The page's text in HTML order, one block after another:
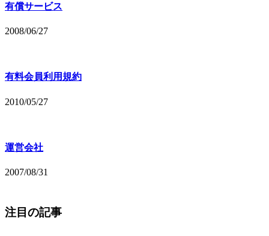
有償サービス
2008/06/27
有料会員利用規約
2010/05/27
運営会社
2007/08/31
注目の記事